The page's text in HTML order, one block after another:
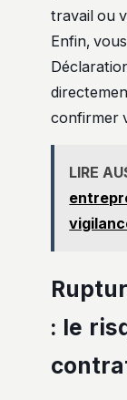
travail ou
Enfin,
confirmer
LIRE
: le